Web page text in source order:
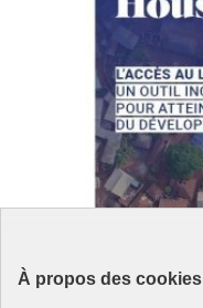
À propos des cookies